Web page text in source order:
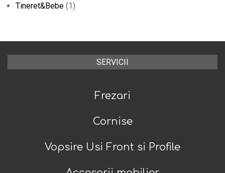
Tineret&Bebe (1)
SERVICII
Frezari
Cornise
Vopsire Usi Front si Profile